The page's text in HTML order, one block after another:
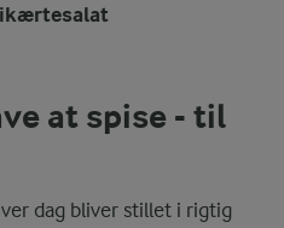
at spise - til
dag bliver stillet i rigtig